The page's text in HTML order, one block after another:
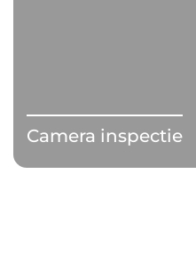
Camera inspectie